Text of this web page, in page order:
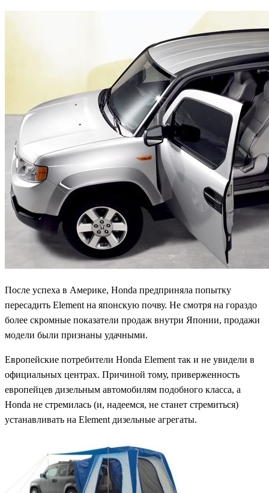
После успеха в Америке, Honda предприняла попытку
пересадить Element на японскую почву. Не смотря на гораздо
более скромные показатели продаж внутри Японии, продажи
модели были признаны удачными.
Европейские потребители Honda Element так и не увидели в
официальных центрах. Причиной тому, приверженность
европейцев дизельным автомобилям подобного класса, а
Honda не стремилась (и, надеемся, не станет стремиться)
устанавливать на Element дизельные агрегаты.